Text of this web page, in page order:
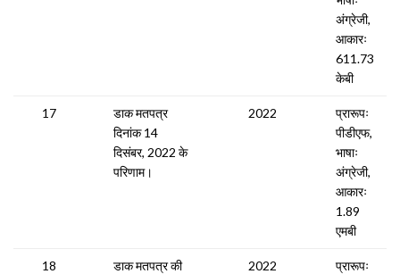
अंग्रेजी,
आकारः
611.73
केबी
17
डाक मतपत्र
दिनांक 14
दिसंबर, 2022 के
परिणाम।
2022
प्रारूपः
पीडीएफ,
भाषाः
अंग्रेजी,
आकारः
1.89
एमबी
18
डाक मतपत्र की
2022
प्रारूपः